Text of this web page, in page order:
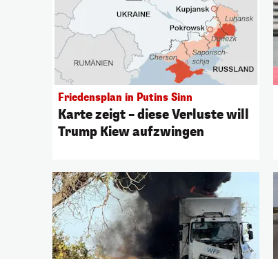
Friedensplan in Putins Sinn
Karte zeigt – diese Verluste will
Trump Kiew aufzwingen